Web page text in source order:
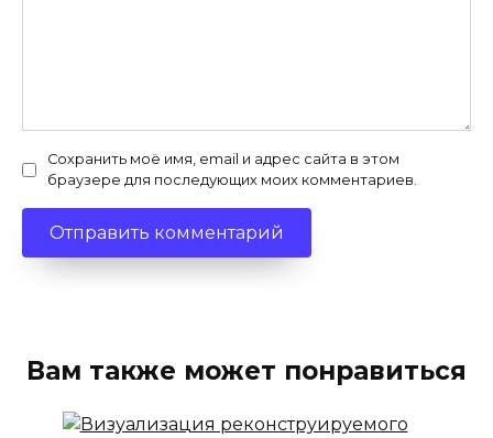
Сохранить моё имя, email и адрес сайта в этом
браузере для последующих моих комментариев.
Вам также может понравиться